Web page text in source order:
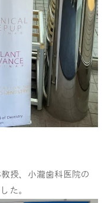
授、小瀧歯科医院の
た。